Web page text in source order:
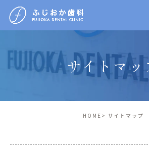
サイトマッ
HOME サイトマップ